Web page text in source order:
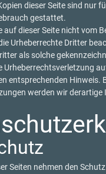
dieser Seite sind nur
gestattet.
auf dieser Seite nicht vom
Urheberrechte Dritter
als solche
Urheberrechtsverletzung
entsprechenden Hinweis.
werden wir derartige
Seiten nehmen den